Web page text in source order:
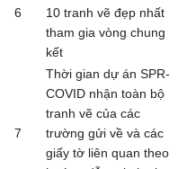
6
10 tranh vẽ đẹp nhất
tham gia vòng chung
kết
7
Thời gian dự án SPR-
COVID nhận toàn bộ
tranh vẽ của các
trường gửi về và các
giấy tờ liên quan theo